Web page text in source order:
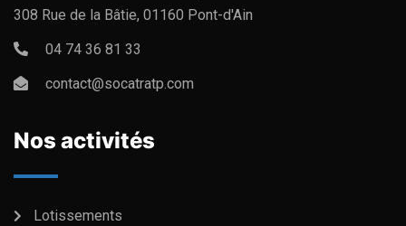
308 Rue de la Bâtie, 01160 Pont-d'Ain
04 74 36 81 33
contact@socatratp.com
Nos activités
Lotissements